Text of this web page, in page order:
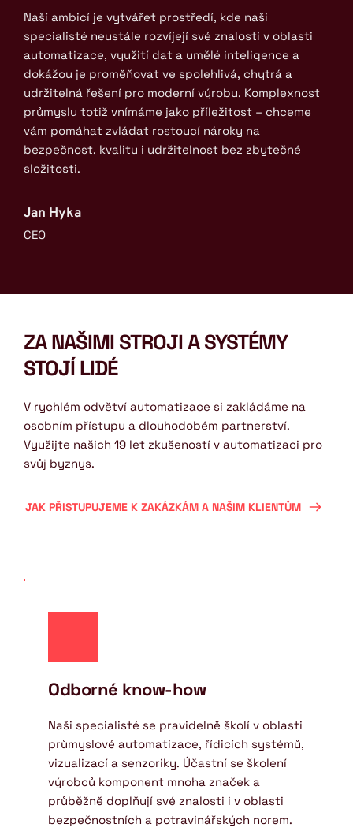
Naší ambicí je vytvářet prostředí, kde naši
specialisté neustále rozvíjejí své znalosti v oblasti
automatizace, využití dat a umělé inteligence a
dokážou je proměňovat ve spolehlivá, chytrá a
udržitelná řešení pro moderní výrobu. Komplexnost
průmyslu totiž vnímáme jako příležitost – chceme
vám pomáhat zvládat rostoucí nároky na
bezpečnost, kvalitu i udržitelnost bez zbytečné
složitosti.
Jan Hyka
CEO
ZA NAŠIMI STROJI A SYSTÉMY
STOJÍ LIDÉ
V rychlém odvětví automatizace si zakládáme na
osobním přístupu a dlouhodobém partnerství.
Využijte našich 19 let zkušeností v automatizaci pro
svůj byznys.
JAK PŘISTUPUJEME K ZAKÁZKÁM A NAŠIM KLIENTŮM
Odborné know-how
Naši specialisté se pravidelně školí v oblasti
průmyslové automatizace, řídicích systémů,
vizualizací a senzoriky. Účastní se školení
výrobců komponent mnoha značek a
průběžně doplňují své znalosti i v oblasti
bezpečnostních a potravinářských norem.